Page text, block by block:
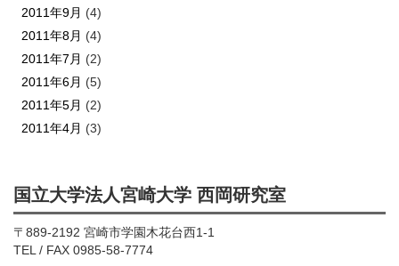
2011年9月 (4)
2011年8月 (4)
2011年7月 (2)
2011年6月 (5)
2011年5月 (2)
2011年4月 (3)
国立大学法人宮崎大学 西岡研究室
〒889-2192 宮崎市学園木花台西1-1
TEL / FAX 0985-58-7774